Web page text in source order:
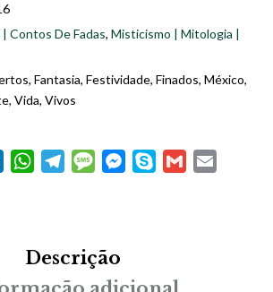
| Contos De Fadas, Misticismo | Mitologia |
, Fantasia, Festividade, Finados, México,
, Vida, Vivos
LinkedInWhatsAppTelegramMessageMessenger
Skype Gmail
Descrição